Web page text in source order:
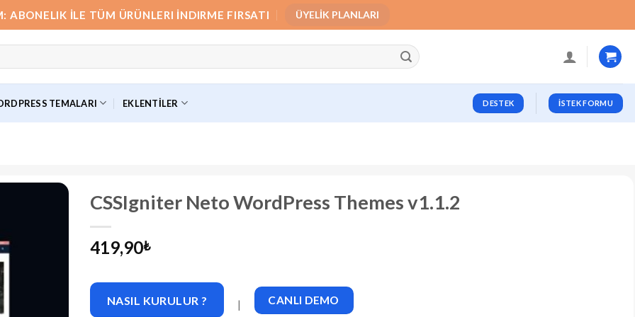
ABONELIK İLE TÜM ÜRÜNLERI İNDIRME FIRSATI ÜYELIK PLANLARI
TEMALARI EKLENTILER DESTEK İSTEK FORMU
CSSIgniter Neto WordPress Themes v1.1.2
419,90₺
NASIL KURULUR ? | CANLI DEMO